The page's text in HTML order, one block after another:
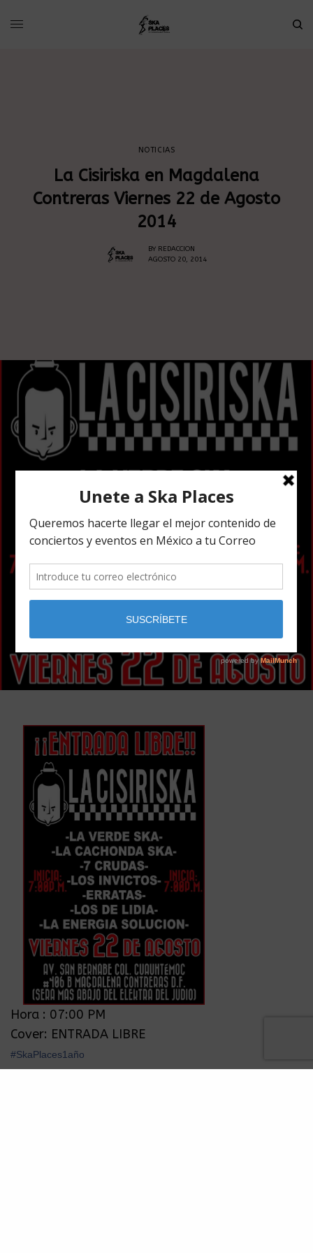
NOTICIAS
La Cisiriska en Magdalena
Contreras Viernes 22 de Agosto
2014
BY REDACCION
AGOSTO 20, 2014
Hora : 07:00 PM
Cover: ENTRADA LIBRE
‪#‎SkaPlaces1año‬